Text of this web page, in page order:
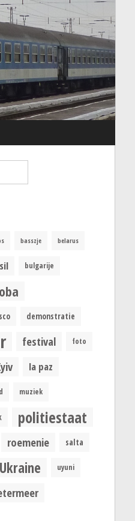
basszje belarus
bulgarije
demonstratie
festival foto
la paz
muziek
politiestaat
roemenie salta
Ukraine uyuni